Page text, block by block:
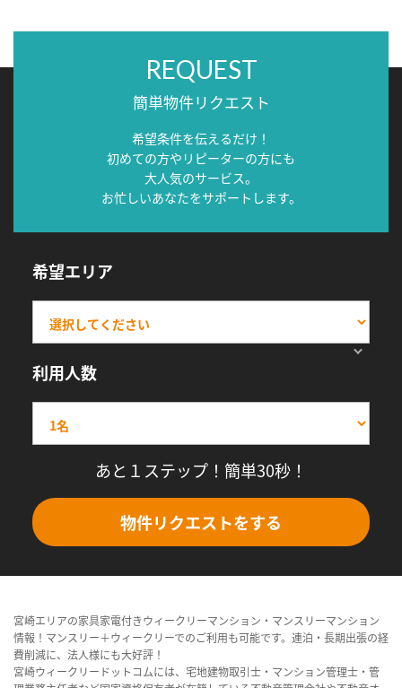
REQUEST
簡単物件リクエスト
希望条件を伝えるだけ！
初めての方やリピーターの方にも
大人気のサービス。
お忙しいあなたをサポートします。
希望エリア
利用人数
あと１ステップ！簡単30秒！
物件リクエストをする
宮崎エリアの家具家電付きウィークリーマンション・マンスリーマンション
情報！マンスリー＋ウィークリーでのご利用も可能です。連泊・長期出張の経
費削減に、法人様にも大好評！
宮崎ウィークリードットコムには、宅地建物取引士・マンション管理士・管